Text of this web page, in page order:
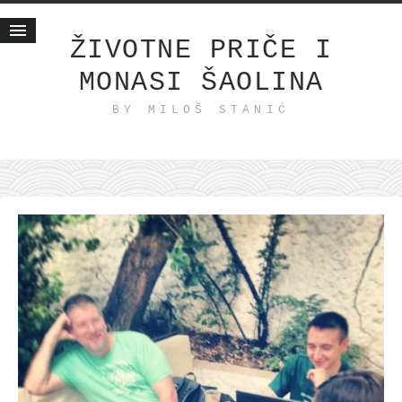
ŽIVOTNE PRIČE I
MONASI ŠAOLINA
BY MILOŠ STANIĆ
Životne priče
internet poslovanje
ishranom do zdravlja
moj haiku
momenti i mesta
bonus sadržaj
Svetlopis
zakonopravilo
duhovni otac